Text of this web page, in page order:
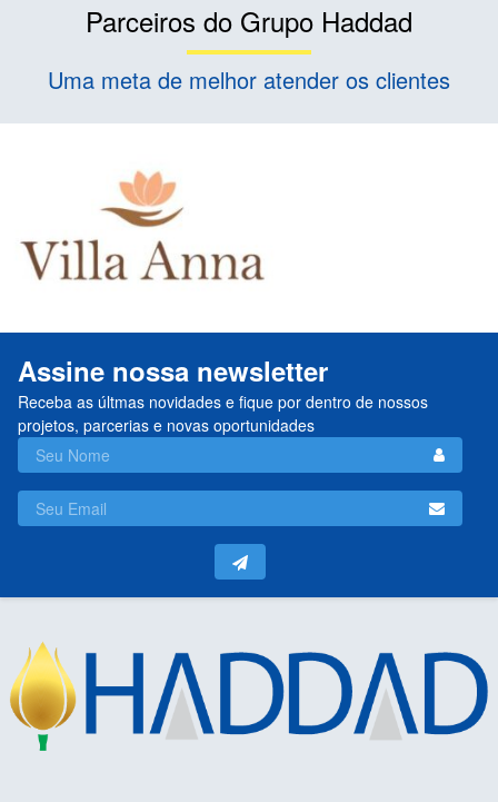
Parceiros do Grupo Haddad
Uma meta de melhor atender os clientes
Assine nossa newsletter
Receba as últmas novidades e fique por dentro de nossos
projetos, parcerias e novas oportunidades